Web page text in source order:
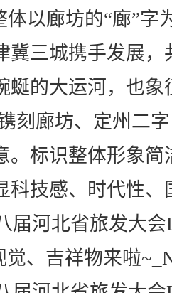
廊坊的“廊”字
冀三城携手发展
蜒的大运河，也
刻廊坊、定州二
。标识整体形象
科技感、时代性、